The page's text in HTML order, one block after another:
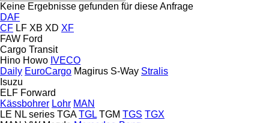
Keine Ergebnisse gefunden für diese Anfrage
DAF
CF LF XB XD XF
FAW Ford
Cargo Transit
Hino Howo IVECO
Daily EuroCargo Magirus S-Way Stralis
Isuzu
ELF Forward
Kässbohrer Lohr MAN
LE NL series TGA TGL TGM TGS TGX